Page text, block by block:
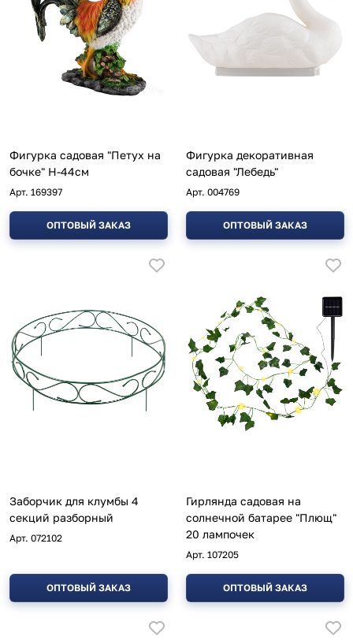
Фигурка садовая "Петух на
бочке" Н-44см
Арт. 169397
ОПТОВЫЙ ЗАКАЗ
Фигурка декоративная
садовая "Лебедь"
Арт. 004769
ОПТОВЫЙ ЗАКАЗ
Заборчик для клумбы 4
секций разборный
Арт. 072102
ОПТОВЫЙ ЗАКАЗ
Гирлянда садовая на
солнечной батарее "Плющ"
20 лампочек
Арт. 107205
ОПТОВЫЙ ЗАКАЗ